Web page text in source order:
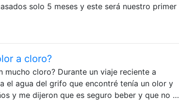
​​solo 5 meses y este será nuestro primer
a cloro?
mucho cloro? Durante un viaje reciente a
el agua del grifo que encontré tenía un olor y
y me dijeron que es seguro beber y que no …